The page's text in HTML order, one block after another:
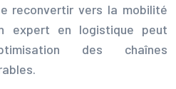
reconvertir vers la mobilité
expert en logistique peut
des chaînes